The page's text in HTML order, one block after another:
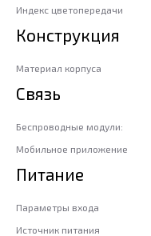
Индекс цветопередачи
Конструкция
Материал корпуса
Связь
Беспроводные модули:
Мобильное приложение
Питание
Параметры входа
Источник питания